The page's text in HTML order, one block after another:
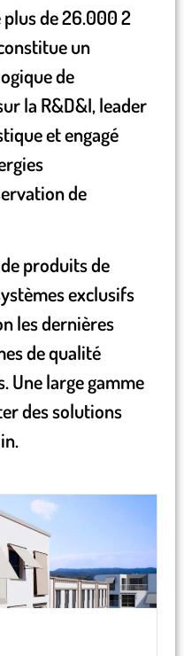
de 26.000 2
un
de
la R&D&I, leader
et engagé
de
produits de
exclusifs
les dernières
de qualité
Une large gamme
des solutions